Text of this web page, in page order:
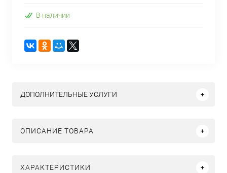
В наличии
ДОПОЛНИТЕЛЬНЫЕ УСЛУГИ
ОПИСАНИЕ ТОВАРА
ХАРАКТЕРИСТИКИ